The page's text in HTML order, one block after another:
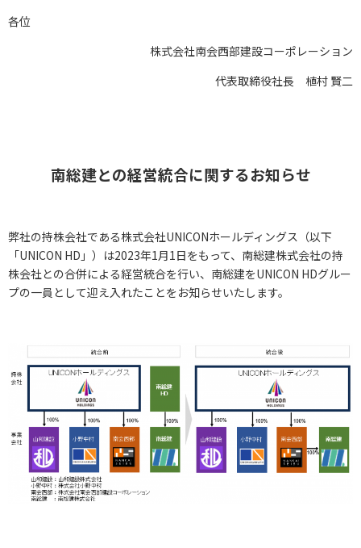
各位
株式会社南会西部建設コーポレーション
代表取締役社長 植村 賢二
南総建との経営統合に関するお知らせ
弊社の持株会社である株式会社UNICONホールディングス（以下
「UNICON HD」）は2023年1月1日をもって、南総建株式会社の持
株会社との合併による経営統合を行い、南総建をUNICON HDグルー
プの一員として迎え入れたことをお知らせいたします。